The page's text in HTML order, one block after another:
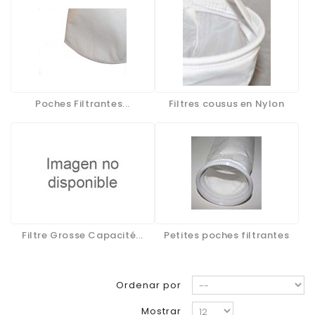
Poches Filtrantes... Filtres cousus en Nylon
Filtre Grosse Capacité... Petites poches filtrantes
Ordenar por
Mostrar